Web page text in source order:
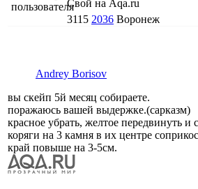
Свой на Aqa.ru
3115 2036 Воронеж
Andrey Borisov
вы скейп 5й месяц собираете.
поражаюсь вашей выдержке.(сарказм)
красное убрать, желтое передвинуть и
коряги на 3 камня в их центре
край повыше на 3-5см.